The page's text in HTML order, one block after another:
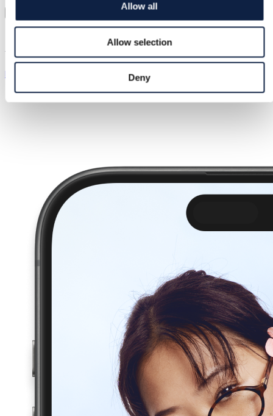
Allow all
Allow selection
Deny
Articles similaires
Plus de rangement cuisine